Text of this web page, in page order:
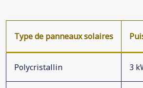
Type de panneaux solaires
Polycristallin 3